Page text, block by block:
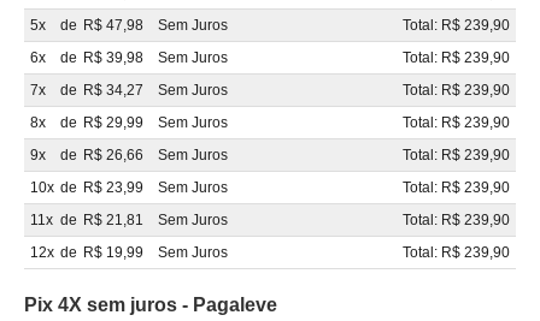
5x
de R$ 47,98 Sem Juros
Total: R$ 239,90
6x
de R$ 39,98 Sem Juros
Total: R$ 239,90
7x
de R$ 34,27 Sem Juros
Total: R$ 239,90
8x
de R$ 29,99 Sem Juros
Total: R$ 239,90
9x
de R$ 26,66 Sem Juros
Total: R$ 239,90
10x de R$ 23,99 Sem Juros
Total: R$ 239,90
11x de R$ 21,81 Sem Juros
Total: R$ 239,90
12x de R$ 19,99 Sem Juros Total: R$ 239,90
Pix 4X sem juros - Pagaleve